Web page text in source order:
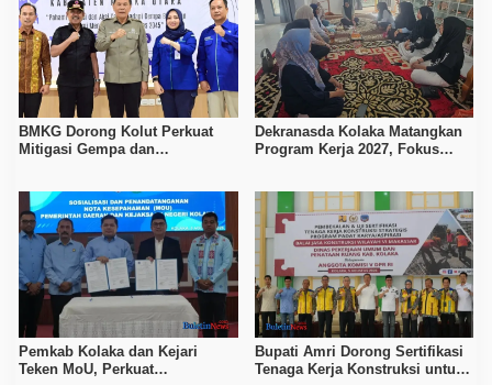
BMKG Dorong Kolut Perkuat
Mitigasi Gempa dan
Dekranasda Kolaka Matangkan
Program Kerja 2027, Fokus
Pemkab Kolaka dan Kejari
Teken MoU, Perkuat
Bupati Amri Dorong Sertifikasi
Tenaga Kerja Konstruksi untuk